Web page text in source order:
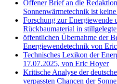
Offener Brief an die
Sonnenwärmetechnik ist
Forschung zur Energiewende
Rückbaumaterial in
öffentlichen Übernahme der
Energiewendetechnik von
Technisches Lexikon der
17.07.2025, von Eric Hoyer
Kritische Analyse der
verpassten Chancen der